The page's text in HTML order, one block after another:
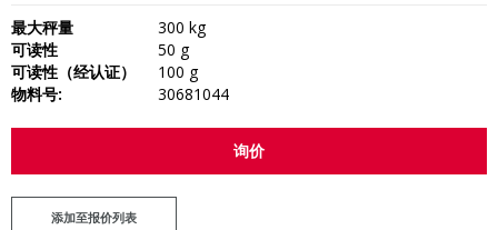
最大秤量
300 kg
可读性
50 g
可读性（经认证）
100 g
物料号:
30681044
询价
添加至报价列表